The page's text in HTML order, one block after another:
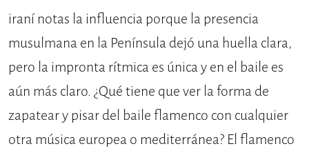
iraní notas la influencia porque la presencia
musulmana en la Península dejó una huella clara,
pero la impronta rítmica es única y en el baile es
aún más claro. ¿Qué tiene que ver la forma de
zapatear y pisar del baile flamenco con cualquier
otra música europea o mediterránea? El flamenco